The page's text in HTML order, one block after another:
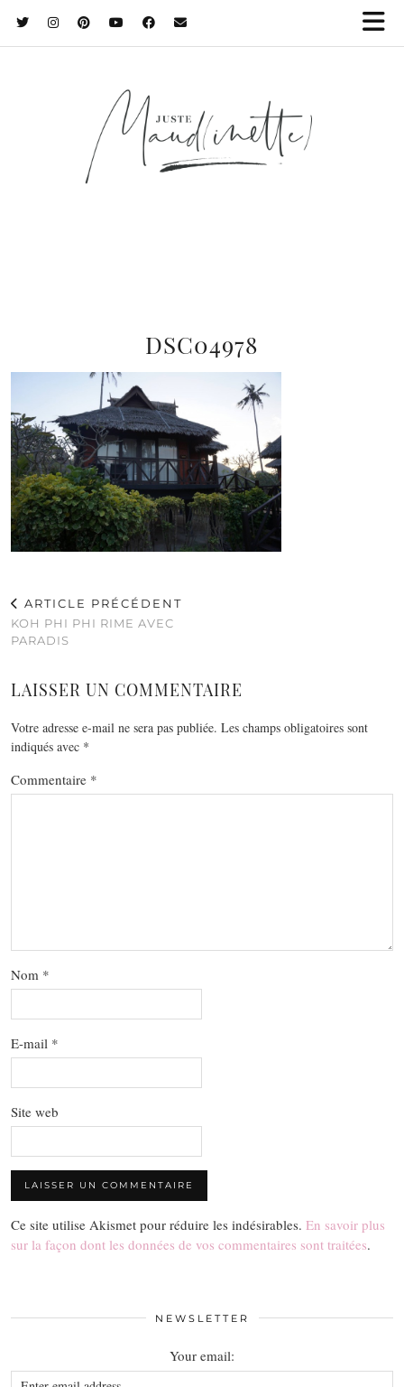
DSC04978
ARTICLE PRÉCÉDENT
KOH PHI PHI RIME AVEC
PARADIS
LAISSER UN COMMENTAIRE
Votre adresse e-mail ne sera pas publiée. Les champs obligatoires sont
indiqués avec *
Commentaire *
Nom *
E-mail *
Site web
Ce site utilise Akismet pour réduire les indésirables. En savoir plus
sur la façon dont les données de vos commentaires sont traitées.
NEWSLETTER
Your email: